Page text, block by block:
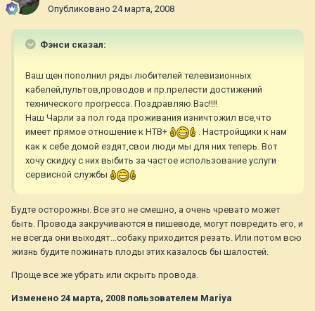
Опубликовано 24 марта, 2008
Фэнси сказал:
Ваш щен пополнил ряды любителей телевизионных
кабелей,пультов,проводов и пр.прелести достижений
технического прогресса. Поздравляю Вас!!!!
Наш Чарли за пол года проживания изничтожил все,что
имеет прямое отношение к НТВ+
. Настройщики к нам
как к себе домой ездят,свои люди мы для них теперь. Вот
хочу скидку с них выбить за частое использование услуги
сервисной службы
Будте осторожны. Все это не смешно, а очень чревато может
быть. Провода закручиваются в пишеводе, могут повредить его, и
не всегда они выходят...собаку приходится резать. Или потом всю
жизнь будите пожинать плоды этих казалось бы шалостей.
Проще все же убрать или скрыть провода.
Изменено 24 марта, 2008 пользователем Mariya